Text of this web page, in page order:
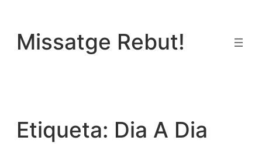
contingut
Missatge Rebut!
Etiqueta: Dia A Dia